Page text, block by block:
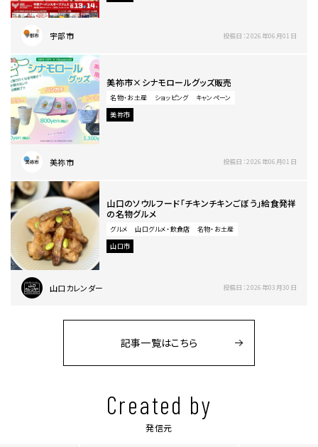
宇部市 投稿日：2026年06月01日
美祢市×シナモロールグッズ販売
名物・お土産 ショッピング
キャンペーン
美祢市
美祢市 投稿日：2026年06月01日
山口のソウルフード「チキンチキンごぼう」給食発祥
の名物グルメ
グルメ 山口グルメ・飲食店
名物・お土産
山口市
山口カレンダー 投稿日：2026年03月30日
記事一覧はこちら
Created by
発信元